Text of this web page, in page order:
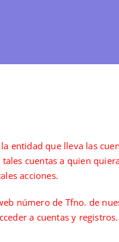
entidad que lleva las
cuentas a quien
acciones.
número de Tfno. de
a cuentas y registros.